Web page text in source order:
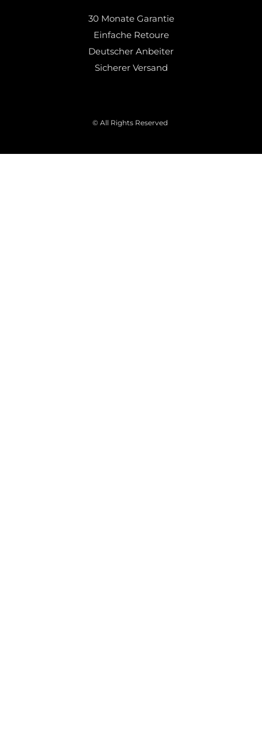
30 Monate Garantie
Einfache Retoure
Deutscher Anbeiter
Sicherer Versand
© All Rights Reserved